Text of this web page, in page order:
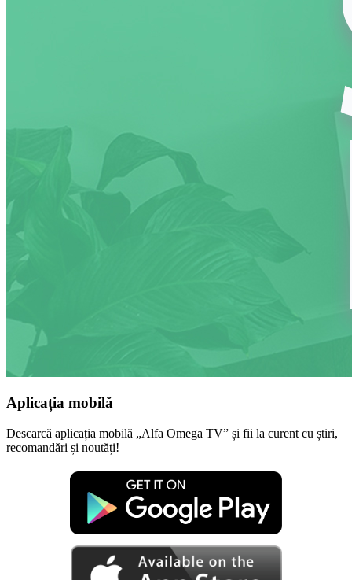
Aplicația mobilă
Descarcă aplicația mobilă „Alfa Omega TV” și fii la curent cu știri,
recomandări și noutăți!